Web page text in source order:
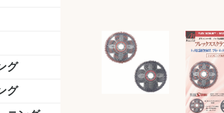
ペンギンワックス
グ
グ